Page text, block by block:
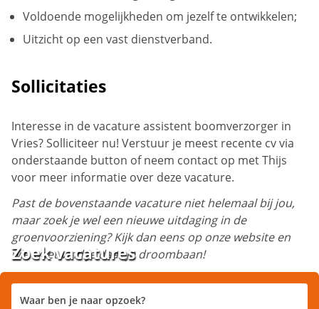
Voldoende mogelijkheden om jezelf te ontwikkelen;
Uitzicht op een vast dienstverband.
Sollicitaties
Interesse in de vacature assistent boomverzorger in
Vries? Solliciteer nu! Verstuur je meest recente cv via
onderstaande button of neem contact op met Thijs
voor meer informatie over deze vacature.
Past de bovenstaande vacature niet helemaal bij jou,
maar zoek je wel een nieuwe uitdaging in de
groenvoorziening? Kijk dan eens op onze website en
wie weet vind je daar je droombaan!
Zoek vacatures